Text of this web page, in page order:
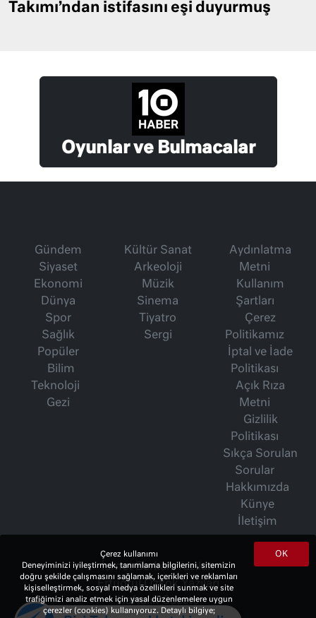
Takımı’ndan istifasını eşi duyurmuş
Oyunlar ve Bulmacalar
Gündem
Siyaset
Ekonomi
Dünya
Spor
Sağlık
Popüler
Bilim
Teknoloji
Gezi
Kültür Sanat
Arkeoloji
Müzik
Sinema
Tiyatro
Sergi
Aydınlatma
Metni
Kullanım
Şartları
Çerez
Politikamız
İptal ve İade
Politikası
Açık Rıza
Metni
Gizlilik
Politikası
Sıkça Sorulan
Sorular
Hakkımızda
Künye
İletişim
İsmet Berkan Yazıları
Ertuğrul Özkök Yazıları
Haftalık Gazete
OK
Çerez kullanımı
Deneyiminizi iyileştirmek, tanımlama bilgilerini, sitemizin
doğru şekilde çalışmasını sağlamak, içerikleri ve reklamları
kişiselleştirmek, sosyal medya özellikleri sunmak ve site
trafiğimizi analiz etmek için yasal düzenlemelere uygun
çerezler (cookies) kullanıyoruz. Detaylı bilgiye;